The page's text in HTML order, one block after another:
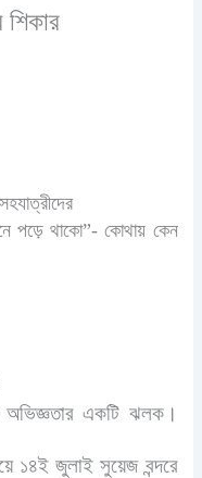
শিকার
পড়ে থাকো”- কোথায় কেন
অভিজ্ঞতার একটি ঝলক।
১৪ই জুলাই সুয়েজ বন্দরে